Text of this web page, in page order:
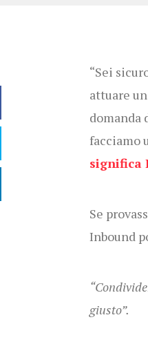
“Sei
attuare
domanda
facciamo
significa
Se
Inbound
giusto”.